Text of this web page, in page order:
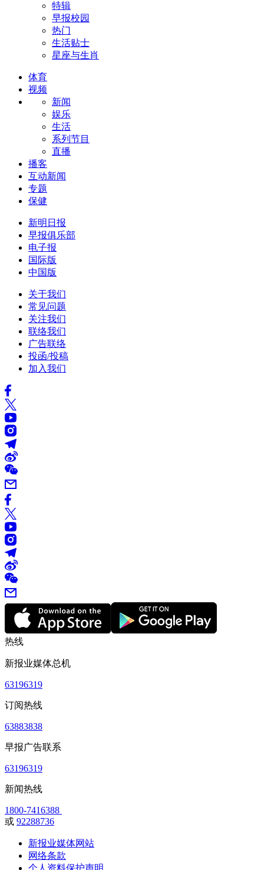
特辑
早报校园
热门
生活贴士
星座与生肖
体育
视频
新闻
娱乐
生活
系列节目
直播
播客
互动新闻
专题
保健
新明日报
早报俱乐部
电子报
国际版
中国版
关于我们
常见问题
关注我们
联络我们
广告联络
投函/投稿
加入我们
热线
新报业媒体总机
63196319
订阅热线
63883838
早报广告联系
63196319
新闻热线
1800-7416388
或 92288736
新报业媒体网站
网络条款
个人资料保护声明